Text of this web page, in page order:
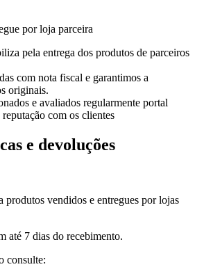
por loja parceira
pela entrega dos produtos de parceiros
com nota fiscal e garantimos a
originais.
e avaliados regularmente portal
com os clientes
e devoluções
produtos vendidos e entregues por lojas
até 7 dias do recebimento.
consulte: